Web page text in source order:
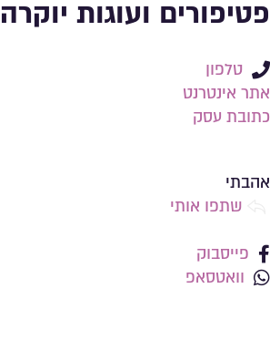
פטיפורים ועוגות יוקרה
טלפון
אתר אינטרנט
כתובת עסק
שמירה ברשימת מועדפים
אהבתי
שתפו אותי
פייסבוק
וואטסאפ